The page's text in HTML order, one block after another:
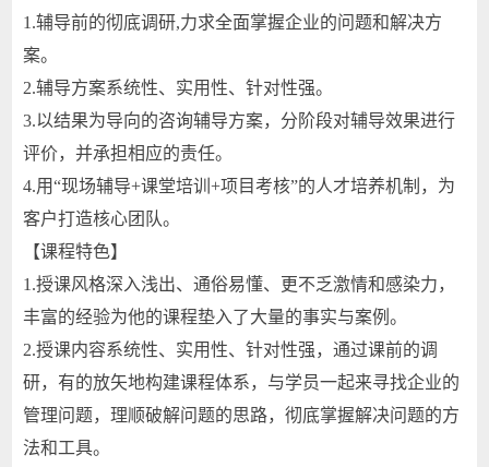
1.辅导前的彻底调研,力求全面掌握企业的问题和解决方
案。
2.辅导方案系统性、实用性、针对性强。
3.以结果为导向的咨询辅导方案，分阶段对辅导效果进行
评价，并承担相应的责任。
4.用“现场辅导+课堂培训+项目考核”的人才培养机制，为
客户打造核心团队。
【课程特色】
1.授课风格深入浅出、通俗易懂、更不乏激情和感染力，
丰富的经验为他的课程垫入了大量的事实与案例。
2.授课内容系统性、实用性、针对性强，通过课前的调
研，有的放矢地构建课程体系，与学员一起来寻找企业的
管理问题，理顺破解问题的思路，彻底掌握解决问题的方
法和工具。